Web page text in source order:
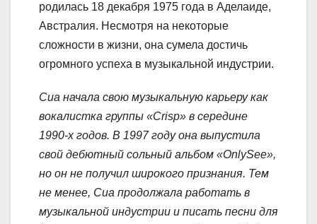
родилась 18 декабря 1975 года в Аделаиде,
Австралия. Несмотря на некоторые
сложности в жизни, она сумела достичь
огромного успеха в музыкальной индустрии.
Сиа начала свою музыкальную карьеру как
вокалистка группы «Crisp» в середине
1990-х годов. В 1997 году она выпустила
свой дебютный сольный альбом «OnlySee»,
но он не получил широкого признания. Тем
не менее, Сиа продолжала работать в
музыкальной индустрии и писать песни для